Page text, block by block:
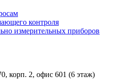
контроля
измерительных приборов
корп. 2, офис 601 (6 этаж)